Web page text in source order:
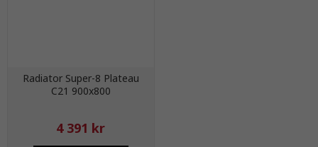
Radiator Super-8 Plateau
C21 900x800
4 391 kr